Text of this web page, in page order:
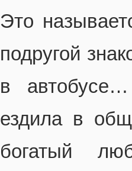
Это
подругой
в
ездила в
богатый